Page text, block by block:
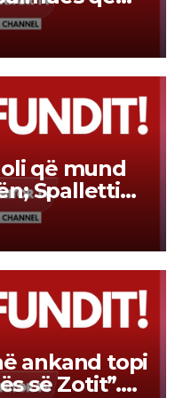
se
që mund
Spalletti
me…
ankand topi
së Zotit”.